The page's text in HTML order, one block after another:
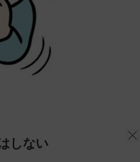
しない